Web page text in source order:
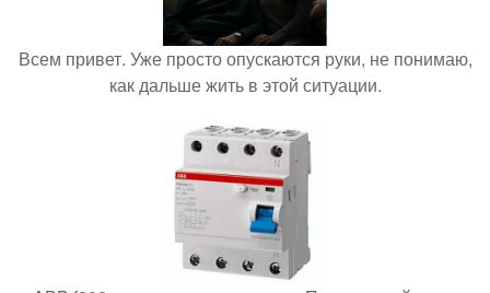
Всем привет. Уже просто опускаются руки, не понимаю,
как дальше жить в этой ситуации.